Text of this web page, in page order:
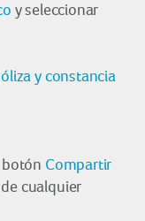
y seleccionar
y constancia
botón Compartir
cualquier